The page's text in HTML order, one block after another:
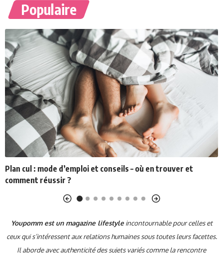
Populaire
Plan cul : mode d’emploi et conseils – où en trouver et
comment réussir ?
Youpomm est un magazine lifestyleincontournable pour celles et
ceux qui s’intéressent aux relations humaines sous toutes leurs facettes.
Il aborde avec authenticité des sujets variés comme larencontre